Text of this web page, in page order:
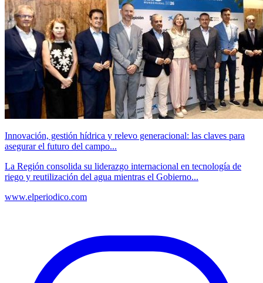
Innovación, gestión hídrica y relevo generacional: las claves para
asegurar el futuro del campo...
La Región consolida su liderazgo internacional en tecnología de
riego y reutilización del agua mientras el Gobierno...
www.elperiodico.com